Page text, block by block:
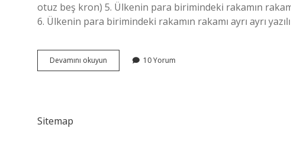
otuz beş kron) 5. Ülkenin para birimindeki rakamın
6. Ülkenin para birimindeki rakamın rakamı ayrı ayrı
Devamını okuyun
Yüz
10 Yorum
Sitemap